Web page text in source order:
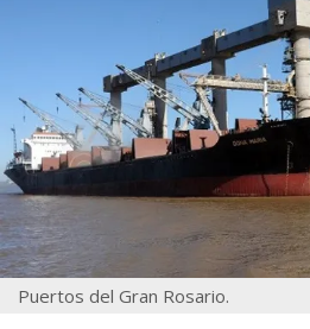
Puertos del Gran Rosario.